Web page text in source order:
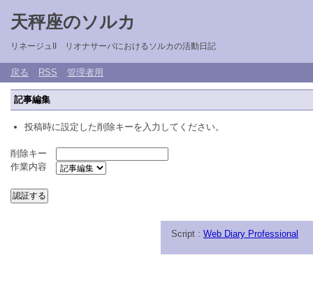
天秤座のソルカ
リネージュII リオナサーバにおけるソルカの活動日記
戻る RSS 管理者用
記事編集
投稿時に設定した削除キーを入力してください。
削除キー
作業内容
Script : Web Diary Professional